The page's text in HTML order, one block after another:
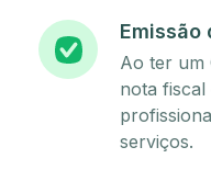
Emissão
Ao ter um
nota fiscal
serviços.